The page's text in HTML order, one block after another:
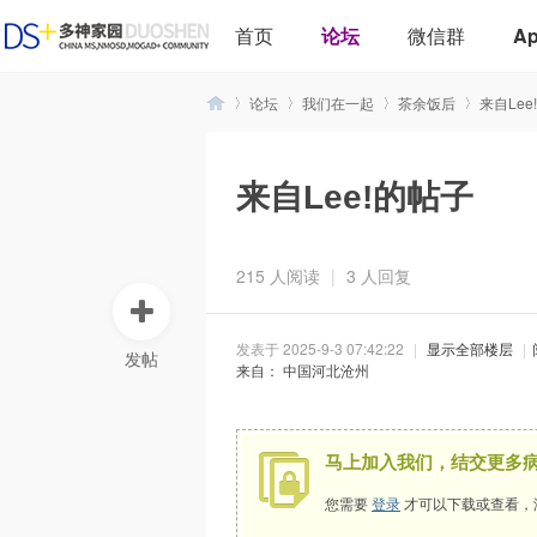
首页 论坛 微信群
论坛
›
我们在一起 茶余饭后
›
来自
来自Lee!的帖子
215 人阅读 | 3 人回复
发表于 2025-9-3 07:42:22 | 显示全部楼层 |
来自： 中国河北沧州
马上加入我们，结交更多
您需要登录 才可以下载或查看
发帖